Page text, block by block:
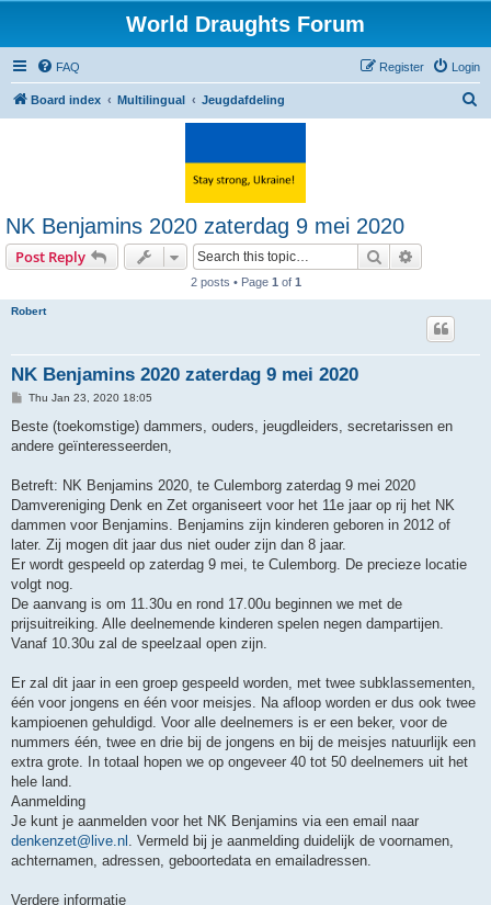
World Draughts Forum
FAQ Login
Register
Board index Multilingual Jeugdafdeling
NK Benjamins 2020 zaterdag 9 mei 2020
Post Reply Search
2 posts • Page 1 of 1
Robert
NK Benjamins 2020 zaterdag 9 mei 2020
P
s
Thu Jan 23, 2020 18:05
Beste (toekomstige) dammers, ouders, jeugdleiders, secretarissen en
andere geïnteresseerden,
Betreft: NK Benjamins 2020, te Culemborg zaterdag 9 mei 2020
Damvereniging Denk en Zet organiseert voor het 11e jaar op rij het NK
dammen voor Benjamins. Benjamins zijn kinderen geboren in 2012 of
later. Zij mogen dit jaar dus niet ouder zijn dan 8 jaar.
Er wordt gespeeld op zaterdag 9 mei, te Culemborg. De precieze locatie
volgt nog.
De aanvang is om 11.30u en rond 17.00u beginnen we met de
prijsuitreiking. Alle deelnemende kinderen spelen negen dampartijen.
Vanaf 10.30u zal de speelzaal open zijn.
Er zal dit jaar in een groep gespeeld worden, met twee subklassementen,
één voor jongens en één voor meisjes. Na afloop worden er dus ook twee
kampioenen gehuldigd. Voor alle deelnemers is er een beker, voor de
nummers één, twee en drie bij de jongens en bij de meisjes natuurlijk een
extra grote. In totaal hopen we op ongeveer 40 tot 50 deelnemers uit het
hele land.
Aanmelding
Je kunt je aanmelden voor het NK Benjamins via een email naar
denkenzet@live.nl . Vermeld bij je aanmelding duidelijk de voornamen,
achternamen, adressen, geboortedata en emailadressen.
Verdere informatie